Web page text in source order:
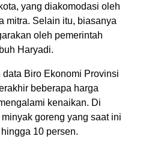
yang diakomodasi oleh
mitra. Selain itu, biasanya
oleh pemerintah
Haryadi.
Biro Ekonomi Provinsi
beberapa harga
kenaikan. Di
goreng yang saat ini
10 persen.